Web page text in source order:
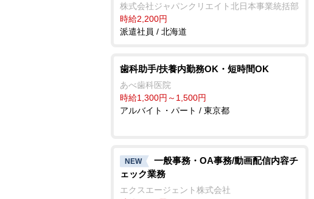
株式会社ジャパンクリエイト北日本事業統括部
時給2,200円
派遣社員 / 北海道
歯科助手/扶養内勤務OK・短時間OK
あべ歯科医院
時給1,300円～1,500円
アルバイト・パート / 東京都
NEW
一般事務・OA事務/動画配信内容チ
ェック業務
エクスエージェント株式会社